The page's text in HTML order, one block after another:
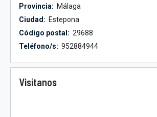
Provincia: Málaga
Ciudad: Estepona
Código postal: 29688
Teléfono/s: 952884944
Visítanos